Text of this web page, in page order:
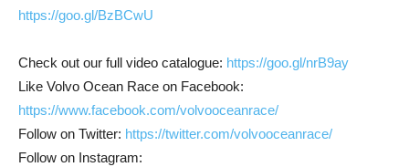
https://goo.gl/BzBCwU
Check out our full video catalogue: https://goo.gl/nrB9ay
Like Volvo Ocean Race on Facebook:
https://www.facebook.com/volvooceanrace/
Follow on Twitter: https://twitter.com/volvooceanrace/
Follow on Instagram: